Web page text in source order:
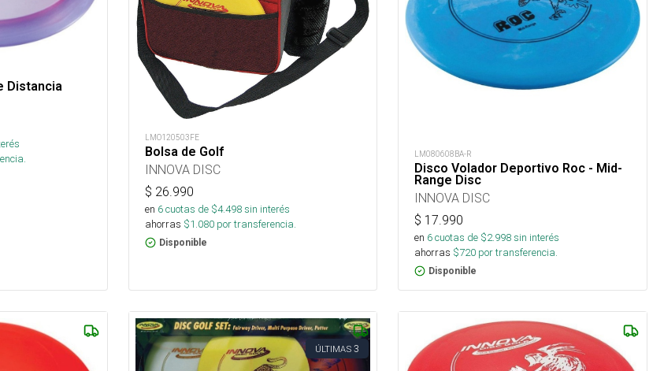
Distancia
LMO120503FE
Bolsa de Golf
INNOVA DISC
$ 26.990
en 6cuotas de $4.498sin interés
ahorras $1.080por transferencia.
Disponible
LM080608BA-R
Disco Volador Deportivo Roc - Mid-
Range Disc
INNOVA DISC
$ 17.990
en 6cuotas de $2.998sin interés
ahorras $720 por transferencia.
Disponible
ÚLTIMAS 3